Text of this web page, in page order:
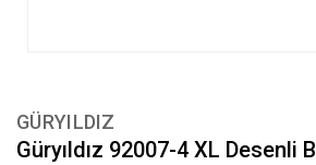
GÜRYILDIZ
Güryıldız 92007-4 XL Desenli